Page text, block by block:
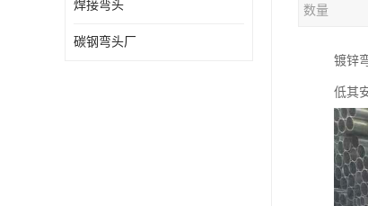
焊接弯头
碳钢弯头厂
数量
镀锌
低其